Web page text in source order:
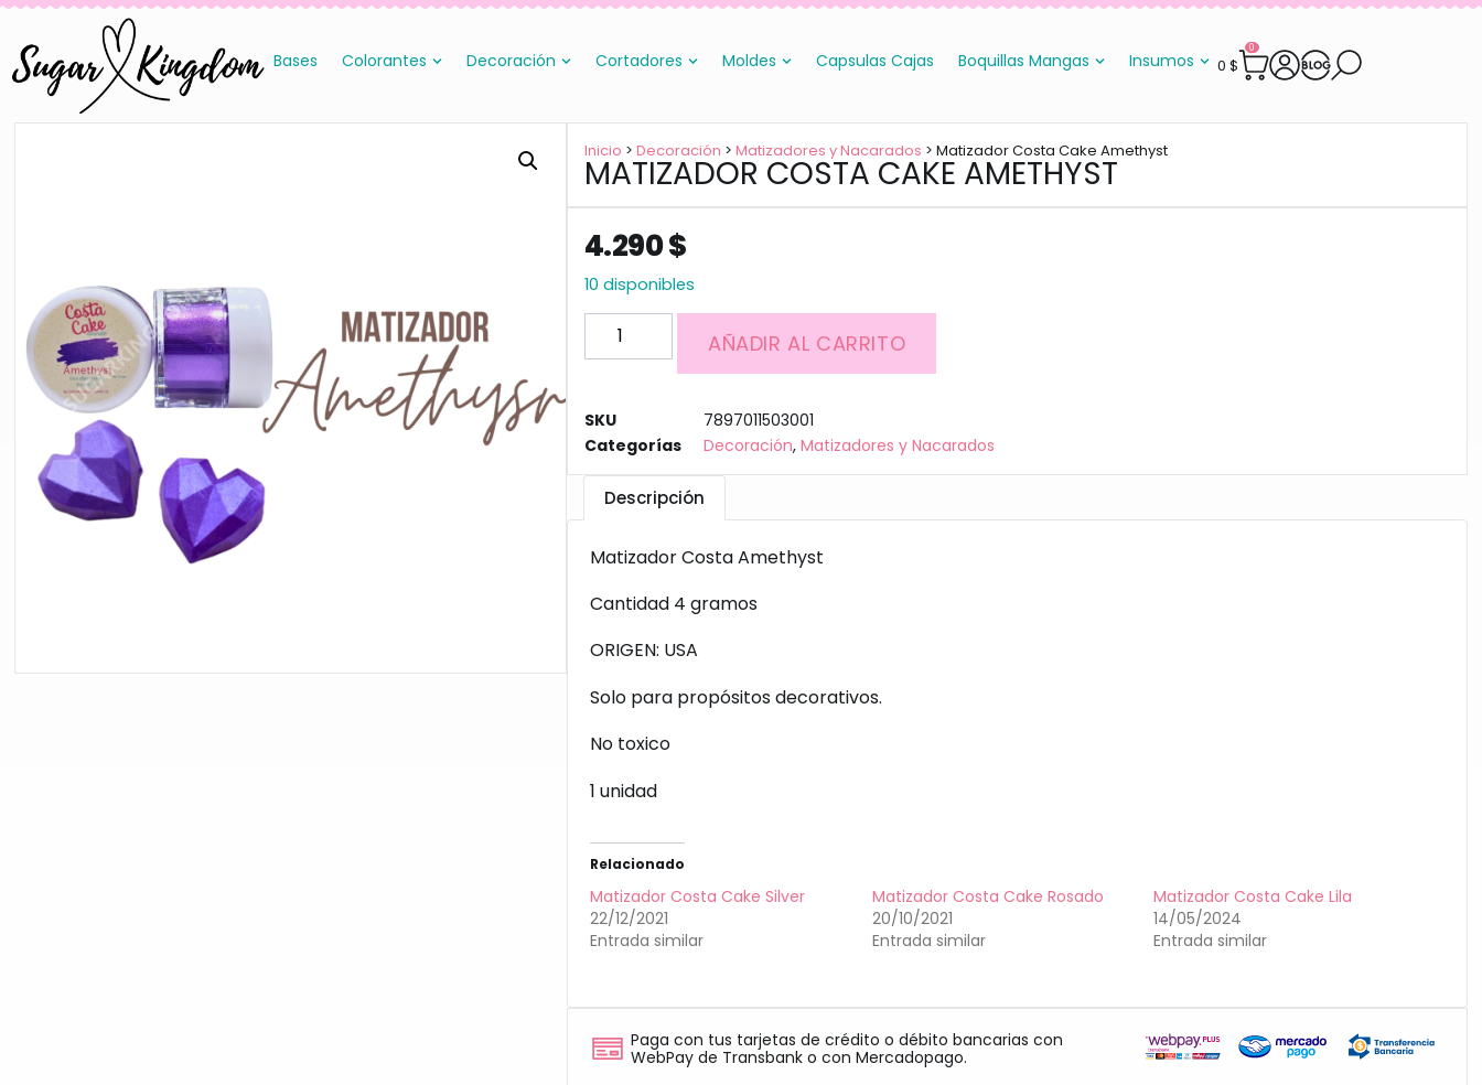
Bases Colorantes Decoración Cortadores Moldes Capsulas Cajas Boquillas Mangas Insumos 0 $
0
Inicio > Decoración > Matizadores y Nacarados > Matizador Costa Cake Amethyst
MATIZADOR COSTA CAKE AMETHYST
4.290$
10 disponibles
AÑADIR AL CARRITO
SKU
7897011503001
Categorías
Decoración, Matizadores y Nacarados
Descripción
Matizador Costa Amethyst
Cantidad 4 gramos
ORIGEN: USA
Solo para propósitos decorativos.
No toxico
1 unidad
Relacionado
Matizador Costa Cake Silver
22/12/2021
Entrada similar
Matizador Costa Cake Rosado
20/10/2021
Entrada similar
Matizador Costa Cake Lila
14/05/2024
Entrada similar
Paga con tus tarjetas de crédito o débito bancarias con
WebPay de Transbank o con Mercadopago.